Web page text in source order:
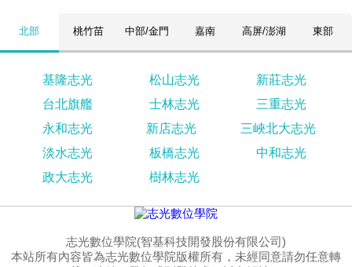
北部 桃竹苗 中部/金門 嘉南 高屏/澎湖 東部
基隆志光 松山志光
新莊志光
台北旗艦
士林志光
三重志光
永和志光
新店志光
三峽北大志光
淡水志光
板橋志光
中和志光
政大志光
樹林志光
志光數位學院(智基科技開發股份有限公司)
本站所有內容皆為志光數位學院版權所有，未經同意請勿任意轉